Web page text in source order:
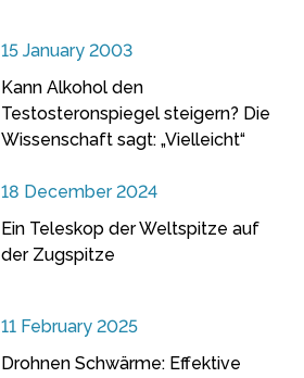
15 January 2003
Kann Alkohol den
Testosteronspiegel steigern? Die
Wissenschaft sagt: „Vielleicht“
18 December 2024
Ein Teleskop der Weltspitze auf
der Zugspitze
11 February 2025
Drohnen Schwärme: Effektive